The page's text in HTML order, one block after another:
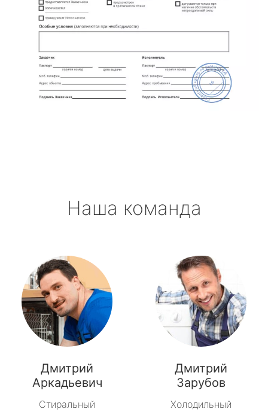
Наша команда
Дмитрий
Аркадьевич
Стиральный
Дмитрий
Зарубов
Холодильный